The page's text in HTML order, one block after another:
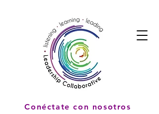
Conéctate con nosotros